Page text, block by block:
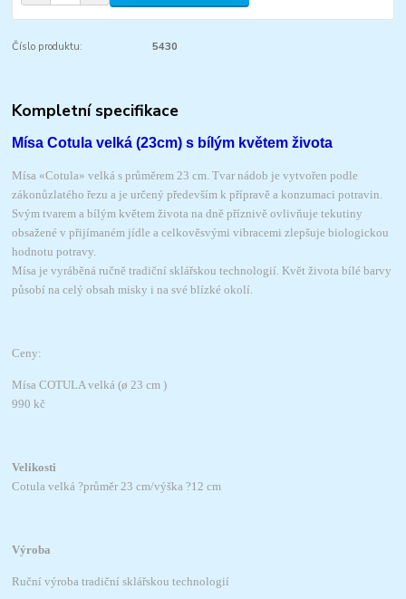
Číslo produktu: 5430
Kompletní specifikace
Mísa Cotula velká (23cm) s bílým květem života
Mísa «Cotula» velká s průměrem 23 cm. Tvar nádob je vytvořen podle
zákonůzlatého řezu a je určený především k přípravě a konzumaci potravin.
Svým tvarem a bílým květem života na dně příznivě ovlivňuje tekutiny
obsažené v přijímaném jídle a celkověsvými vibracemi zlepšuje biologickou
hodnotu potravy.
Mísa je vyráběná ručně tradiční sklářskou technologií. Květ života bílé barvy
působí na celý obsah misky i na své blízké okolí.
Ceny:
Mísa COTULA velká (ø 23 cm )
990 kč
Velikosti
Cotula velká ?průměr 23 cm/výška ?12 cm
Výroba
Ruční výroba tradiční sklářskou technologií